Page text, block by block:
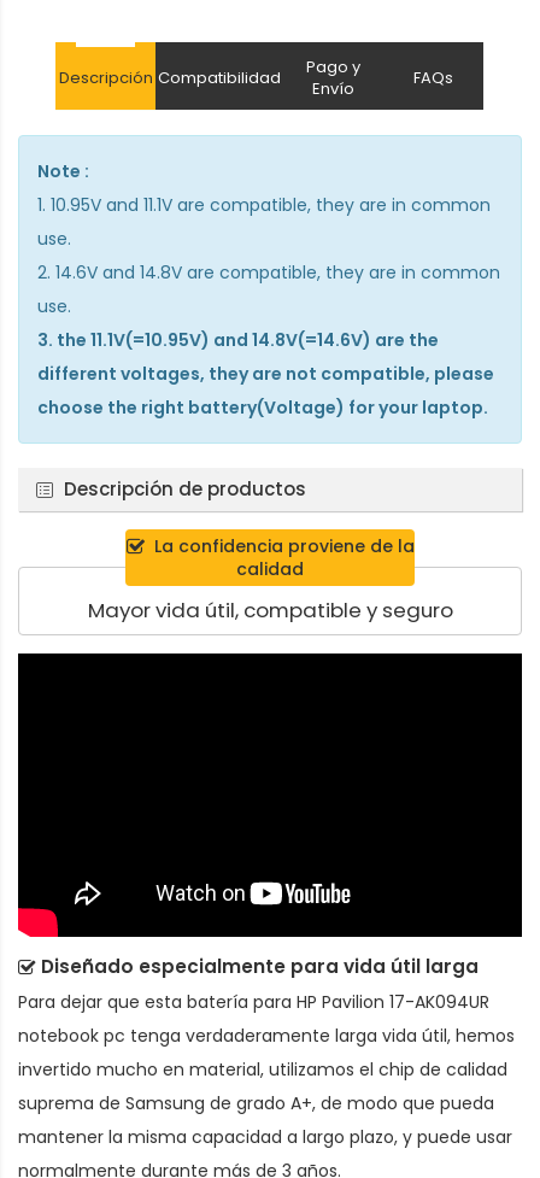
Descripción Compatibilidad
Pago y
Envío
FAQs
Note :
1. 10.95V and 11.1V are compatible, they are in common
use.
2. 14.6V and 14.8V are compatible, they are in common
use.
3. the 11.1V(=10.95V) and 14.8V(=14.6V) are the
different voltages, they are not compatible, please
choose the right battery(Voltage) for your laptop.
Descripción de productos
La confidencia proviene de la
calidad
Mayor vida útil, compatible y seguro
Diseñado especialmente para vida útil larga
Para dejar que esta batería para HP Pavilion 17-AK094UR
notebook pc tenga verdaderamente larga vida útil, hemos
invertido mucho en material, utilizamos el chip de calidad
suprema de Samsung de grado A+, de modo que pueda
mantener la misma capacidad a largo plazo, y puede usar
normalmente durante más de 3 años.